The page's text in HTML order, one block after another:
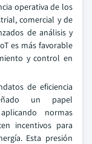
operativa de los
comercial y de
de análisis y
es más favorable
y control en
de eficiencia
un papel
normas
incentivos para
Esta presión